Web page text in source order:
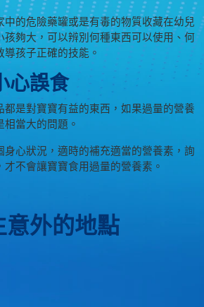
中的危險藥罐或是有毒的物質收藏在幼兒
孩夠大，可以辨別何種東西可以使用、何
孩子正確的技能。
心誤食
是對寶寶有益的東西，如果過量的營養
當大的問題。
身心狀況，適時的補充適當的營養素，詢
不會讓寶寶食用過量的營養素。
外的地點